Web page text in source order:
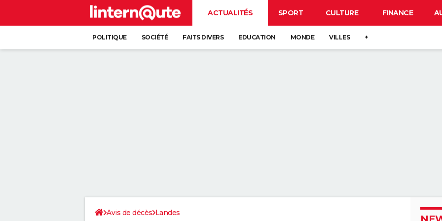
ACTUALITÉS SPORT CULTURE FINANCE
POLITIQUE SOCIÉTÉ FAITS DIVERS EDUCATION MONDE VILLES +
Avis de décès Landes